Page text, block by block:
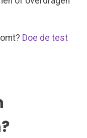
Doe de test